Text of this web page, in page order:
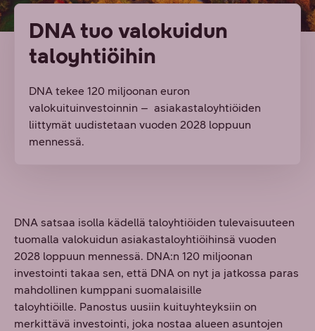
DNA tuo valokuidun
taloyhtiöihin
DNA tekee 120 miljoonan euron
valokuituinvestoinnin – asiakastaloyhtiöiden
liittymät uudistetaan vuoden 2028 loppuun
mennessä.
DNA satsaa isolla kädellä taloyhtiöiden tulevaisuuteen
tuomalla valokuidun asiakastaloyhtiöihinsä vuoden
2028 loppuun mennessä. DNA:n 120 miljoonan
investointi takaa sen, että DNA on nyt ja jatkossa paras
mahdollinen kumppani suomalaisille
taloyhtiöille. Panostus uusiin kuituyhteyksiin on
merkittävä investointi, joka nostaa alueen asuntojen